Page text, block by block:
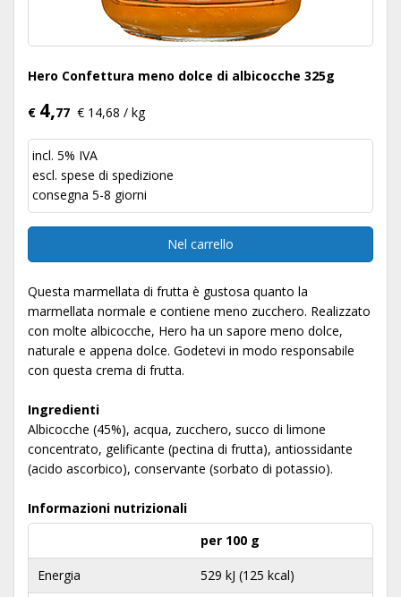
Hero Confettura meno dolce di albicocche 325g
€ 4,77 € 14,68 / kg
incl. 5% IVA
escl. spese di spedizione
consegna 5-8 giorni
Nel carrello
Questa marmellata di frutta è gustosa quanto la
marmellata normale e contiene meno zucchero. Realizzato
con molte albicocche, Hero ha un sapore meno dolce,
naturale e appena dolce. Godetevi in ​​modo responsabile
con questa crema di frutta.
Ingredienti
Albicocche (45%), acqua, zucchero, succo di limone
concentrato, gelificante (pectina di frutta), antiossidante
(acido ascorbico), conservante (sorbato di potassio).
Informazioni nutrizionali
per 100 g
Energia 529 kJ (125 kcal)